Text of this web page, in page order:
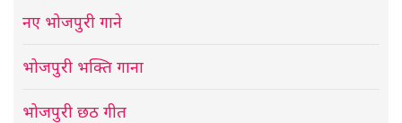
नए भोजपुरी गाने
भोजपुरी भक्ति गाना
भोजपुरी छठ गीत